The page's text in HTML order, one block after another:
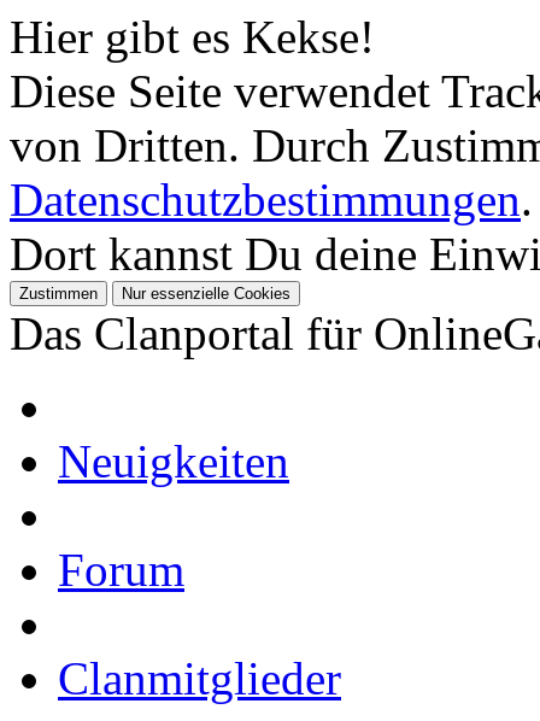
Hier gibt es Kekse!
Diese Seite verwendet
von Dritten. Durch
Datenschutzbestimmungen.
Dort kannst Du deine
Das Clanportal für
Neuigkeiten
Forum
Clanmitglieder